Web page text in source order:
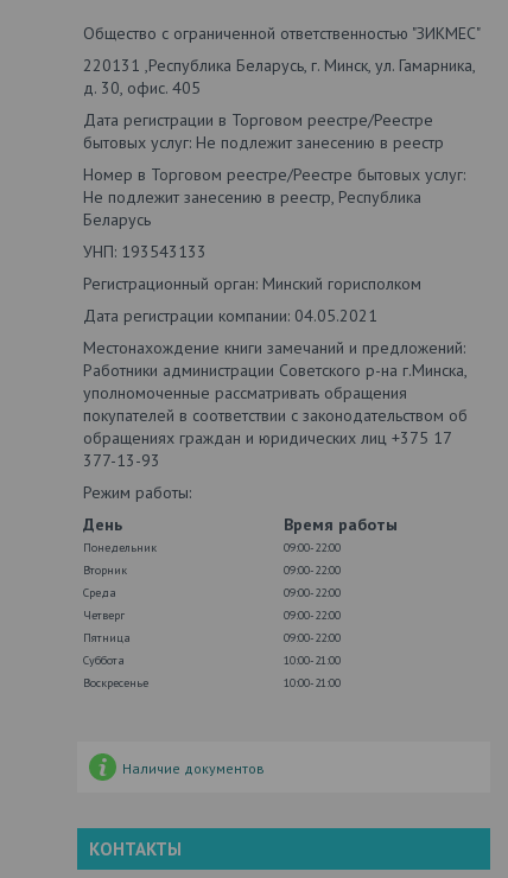
Общество с ограниченной ответственностью "ЗИКМЕС"
220131 ,Республика Беларусь, г. Минск, ул. Гамарника,
д. 30, офис. 405
Дата регистрации в Торговом реестре/Реестре
бытовых услуг: Не подлежит занесению в реестр
Номер в Торговом реестре/Реестре бытовых услуг:
Не подлежит занесению в реестр, Республика
Беларусь
УНП: 193543133
Регистрационный орган: Минский горисполком
Дата регистрации компании: 04.05.2021
Местонахождение книги замечаний и предложений:
Работники администрации Советского р-на г.Минска,
уполномоченные рассматривать обращения
покупателей в соответствии с законодательством об
обращениях граждан и юридических лиц +375 17
377-13-93
Режим работы:
День
Время работы
Понедельник
09:00-22:00
Вторник
09:00-22:00
Среда
09:00-22:00
Четверг
09:00-22:00
Пятница
09:00-22:00
Суббота
10:00-21:00
Воскресенье
10:00-21:00
Наличие документов
КОНТАКТЫ